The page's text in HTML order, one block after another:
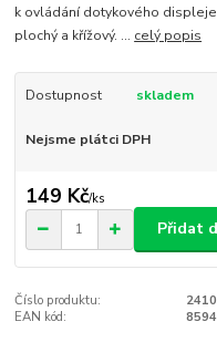
k ovládání dotykového
plochý a křížový. ... celý popis
Dostupnost skladem
Nejsme plátci DPH
149 Kč/ks
Přidat
Číslo produktu:
EAN kód: